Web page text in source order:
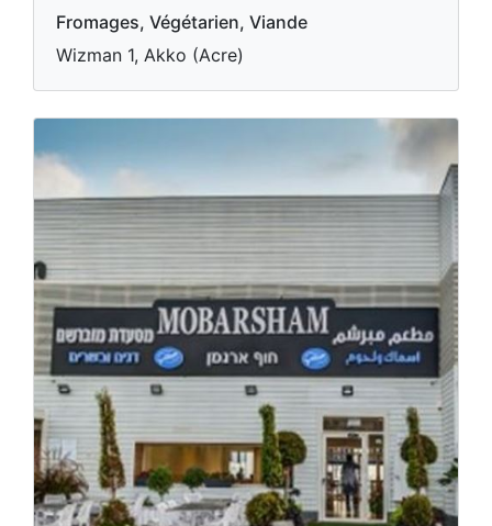
Fromages, Végétarien, Viande
Wizman 1, Akko (Acre)